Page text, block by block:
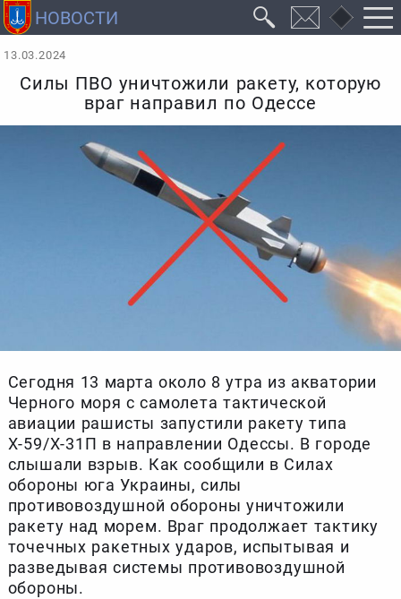
13.03.2024
Силы ПВО уничтожили ракету, которую
враг направил по Одессе
Сегодня 13 марта около 8 утра из акватории
Черного моря с самолета тактической
авиации рашисты запустили ракету типа
Х-59/Х-31П в направлении Одессы. В городе
слышали взрыв. Как сообщили в Силах
обороны юга Украины, силы
противовоздушной обороны уничтожили
ракету над морем. Враг продолжает тактику
точечных ракетных ударов, испытывая и
разведывая системы противовоздушной
обороны.